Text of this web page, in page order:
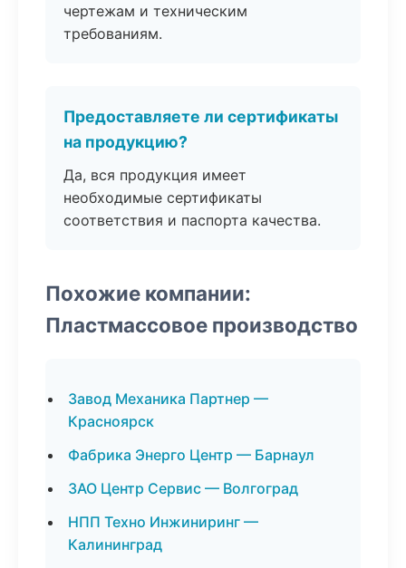
чертежам и техническим
требованиям.
Предоставляете ли сертификаты
на продукцию?
Да, вся продукция имеет
необходимые сертификаты
соответствия и паспорта качества.
Похожие компании:
Пластмассовое производство
Завод Механика Партнер —
Красноярск
Фабрика Энерго Центр — Барнаул
ЗАО Центр Сервис — Волгоград
НПП Техно Инжиниринг —
Калининград